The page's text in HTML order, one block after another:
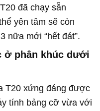
đã chạy sẵn
yên tâm sẽ còn
nữa mới “hết đát”.
ở phân khúc dưới
T20 xứng đáng được
tính bảng cỡ vừa với